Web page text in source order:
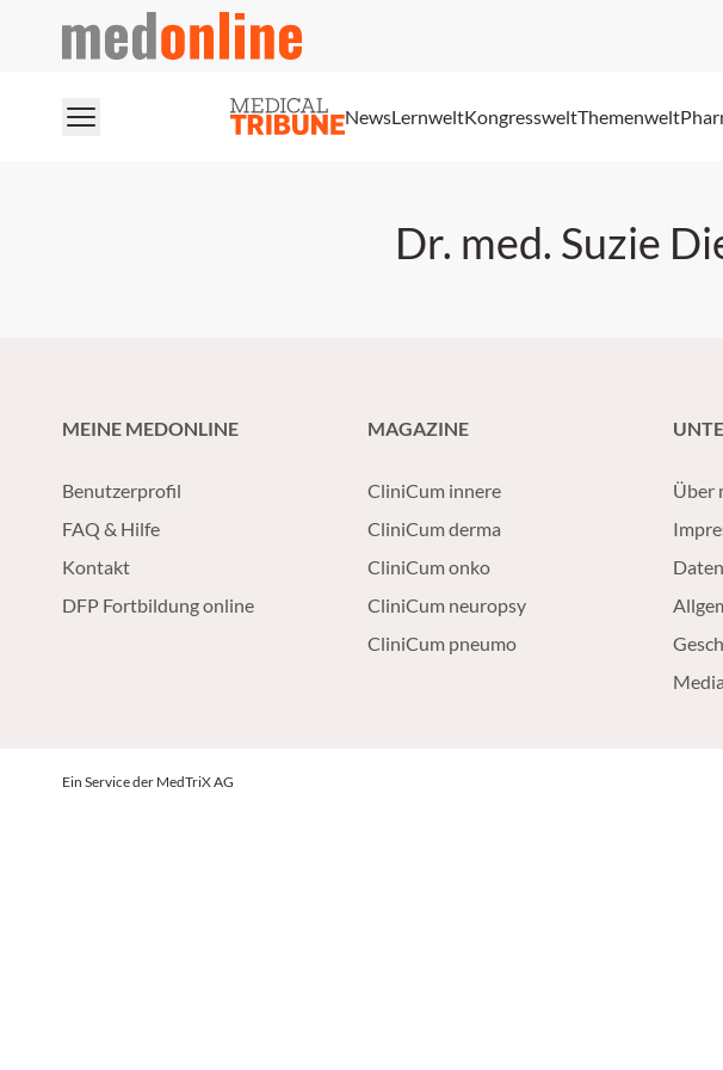
medonline
NewsLernweltKongressweltThemenwelt
Dr. med. Suzie
MEINE MEDONLINE
Benutzerprofil
FAQ & Hilfe
Kontakt
DFP Fortbildung online
MAGAZINE
CliniCum innere
CliniCum derma
CliniCum onko
CliniCum neuropsy
CliniCum pneumo
Über
Ein Service der MedTriX AG